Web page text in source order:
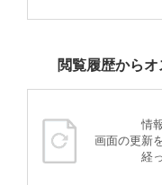
閲覧履歴から
情
画面の更新
経